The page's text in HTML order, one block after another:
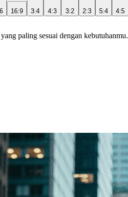
16:9 3:4 4:3 3:2 2:3 5:4 4:5
paling sesuai dengan kebutuhanmu.